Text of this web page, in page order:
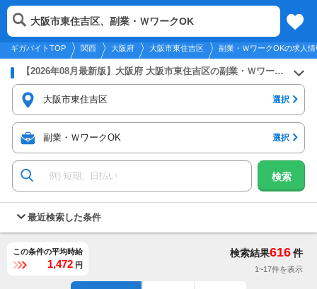
2026年8月8日更新
関西
メニュー
ギガバイトTOP 関西 大阪府 大阪市東住吉区 副業・ＷワークOKの求人情
大阪市東住吉区、副業・ＷワークOK
【2026年08月最新版】大阪府 大阪市東住吉区の副業・ＷワークOKのバイト・アルバイト・パートの求人募集情報
大阪市東住吉区 選択
副業・ＷワークOK 選択
検索
最近検索した条件
この条件の平均時給
1,472 円
検索結果616件
1~17件を表示